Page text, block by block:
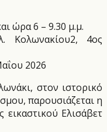
ώρα 6 – 9.30 μ.μ.
Κολωνακίου2, 4ος
2026
στον ιστορικό
παρουσιάζεται η
εικαστικού Ελισάβετ